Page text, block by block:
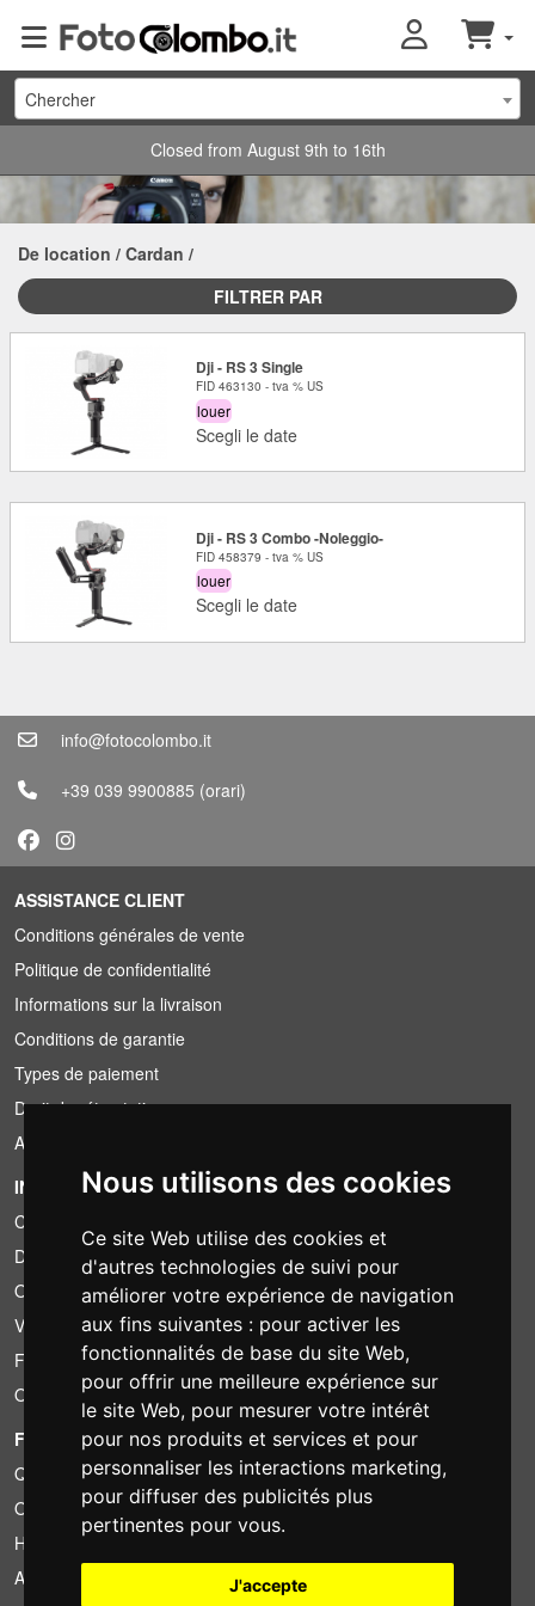
Nous utilisons des cookies
Ce site Web utilise des cookies et
d'autres technologies de suivi pour
améliorer votre expérience de navigation
aux fins suivantes : pour activer les
fonctionnalités de base du site Web,
pour offrir une meilleure expérience sur
le site Web, pour mesurer votre intérêt
pour nos produits et services et pour
personnaliser les interactions marketing,
pour diffuser des publicités plus
pertinentes pour vous.
J'accepte
Chercher
Closed from August 9th to 16th
De location / Cardan /
FILTRER PAR
Dji - RS 3 Single
FID 463130 - tva % US
louer
Scegli le date
Dji - RS 3 Combo -Noleggio-
FID 458379 - tva % US
louer
Scegli le date
info@fotocolombo.it
+39 039 9900885 (orari)
ASSISTANCE CLIENT
Conditions générales de vente
Politique de confidentialité
Informations sur la livraison
Conditions de garantie
Types de paiement
Droit de rétractation
Application de la TVA
INFORMATION
Conditions de location
Devis
Offre groupée
Vous avez trouvé moins cher?
Financement
Occasion
FOTOCOLOMBO.IT
Qui sommes-nous
Où nous trouver
Horaires d'ouverture
Avis sur Trovaprezzi